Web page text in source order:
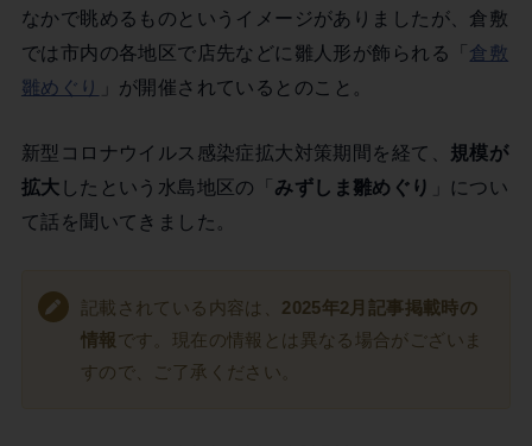
なかで眺めるものというイメージがありましたが、倉敷
では市内の各地区で店先などに雛人形が飾られる「倉敷
雛めぐり
」が開催されているとのこと。
新型コロナウイルス感染症拡大対策期間を経て、 規模が
拡大 したという水島地区の「みずしま雛めぐり
」につい
て話を聞いてきました。
記載されている内容は、 2025年2月記事掲載時の
情報です。現在の情報とは異なる場合がございま
すので、ご了承ください。